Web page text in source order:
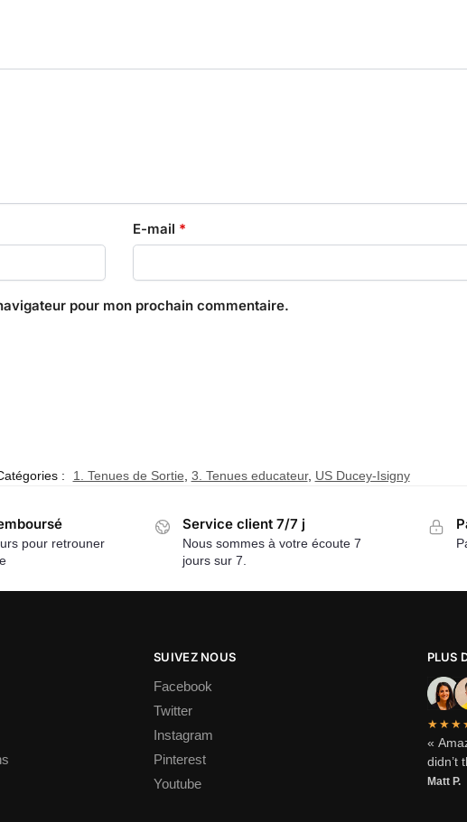
E-mail *
pour mon prochain commentaire.
: 1. Tenues de Sortie 3. Tenues educateur, US Ducey-Isigny
pour retrouner
Service client 7/7 j
Nous sommes à votre écoute 7
jours sur 7.
SUIVEZ NOUS
Facebook
Twitter
Instagram
Pinterest
Youtube
PLUS
«
didn’t
Matt P.